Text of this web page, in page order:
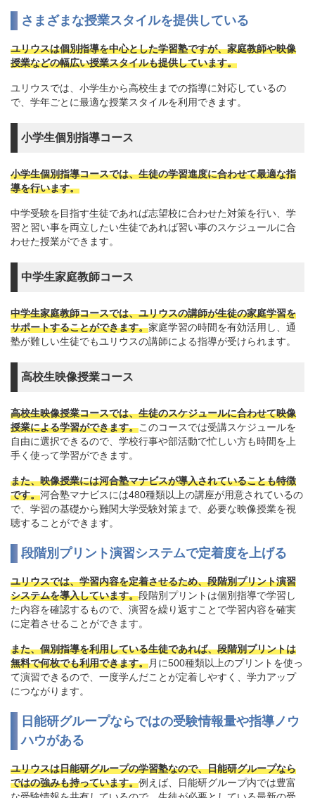
さまざまな授業スタイルを提供している
ユリウスは個別指導を中心とした学習塾ですが、家庭教師や映像
授業などの幅広い授業スタイルも提供しています。
ユリウスでは、小学生から高校生までの指導に対応しているの
で、学年ごとに最適な授業スタイルを利用できます。
小学生個別指導コース
小学生個別指導コースでは、生徒の学習進度に合わせて最適な指
導を行います。
中学受験を目指す生徒であれば志望校に合わせた対策を行い、学
習と習い事を両立したい生徒であれば習い事のスケジュールに合
わせた授業ができます。
中学生家庭教師コース
中学生家庭教師コースでは、ユリウスの講師が生徒の家庭学習を
サポートすることができます。家庭学習の時間を有効活用し、通
塾が難しい生徒でもユリウスの講師による指導が受けられます。
高校生映像授業コース
高校生映像授業コースでは、生徒のスケジュールに合わせて映像
授業による学習ができます。このコースでは受講スケジュールを
自由に選択できるので、学校行事や部活動で忙しい方も時間を上
手く使って学習ができます。
また、映像授業には河合塾マナビスが導入されていることも特徴
です。河合塾マナビスには480種類以上の講座が用意されているの
で、学習の基礎から難関大学受験対策まで、必要な映像授業を視
聴することができます。
段階別プリント演習システムで定着度を上げる
ユリウスでは、学習内容を定着させるため、段階別プリント演習
システムを導入しています。段階別プリントは個別指導で学習し
た内容を確認するもので、演習を繰り返すことで学習内容を確実
に定着させることができます。
また、個別指導を利用している生徒であれば、段階別プリントは
無料で何枚でも利用できます。月に500種類以上のプリントを使っ
て演習できるので、一度学んだことが定着しやすく、学力アップ
につながります。
日能研グループならではの受験情報量や指導ノウ
ハウがある
ユリウスは日能研グループの学習塾なので、日能研グループなら
ではの強みも持っています。例えば、日能研グループ内では豊富